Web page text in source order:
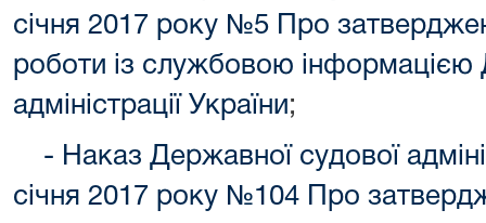
січня 2017 року №5 Про
роботи із службовою інформацією
адміністрації України;
- Наказ Державної судової
січня 2017 року №104 Про